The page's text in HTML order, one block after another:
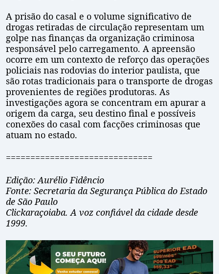
A prisão do casal e o volume significativo de
drogas retiradas de circulação representam um
golpe nas finanças da organização criminosa
responsável pelo carregamento. A apreensão
ocorre em um contexto de reforço das operações
policiais nas rodovias do interior paulista, que
são rotas tradicionais para o transporte de drogas
provenientes de regiões produtoras. As
investigações agora se concentram em apurar a
origem da carga, seu destino final e possíveis
conexões do casal com facções criminosas que
atuam no estado.
==============================
Edição: Aurélio Fidêncio
Fonte: Secretaria da Segurança Pública do Estado
de São Paulo
Clickaraçoiaba. A voz confiável da cidade desde
1999.